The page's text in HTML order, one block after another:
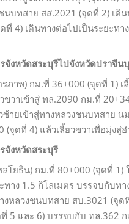
นบทสาย สส.2021 (จุดที่ 2) เดิ
ที่ 4) เดินทางต่อไปเป็นระยะท
รจังหวัดสระบุรีไปจังหวัดปราจีน
ภาพ) กม.ที่ 36+000 (จุดที่ 1)
ขวาเข้าสู่ ทล.2090 กม.ที่
ซ้ายเข้าสู่ทางหลวงชนบทสาย
จุดที่ 4) แล้วเลี้ยวขวาเพื่อมุ่งสู่
จังหวัดสระบุรี
โยธิน) กม.ที่ 80+000 (จุดที่
ทาง 1.5 กิโลเมตร บรรจบกับ
หลวงชนบทสาย สบ.3021 (จุด
5 และ 6) บรรจบกับ ทล.362